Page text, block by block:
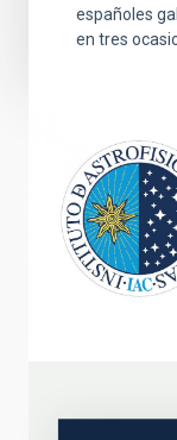
españoles
en tres